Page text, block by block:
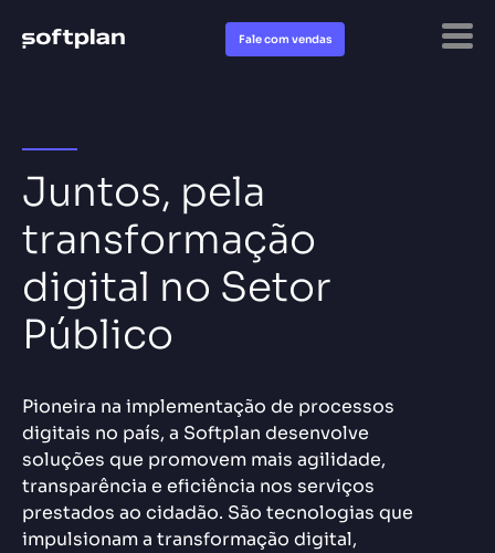
Fale com vendas
Juntos, pela
transformação
digital no Setor
Público
Pioneira na implementação de processos
digitais no país, a Softplan desenvolve
soluções que promovem mais agilidade,
transparência e eficiência nos serviços
prestados ao cidadão. São tecnologias que
impulsionam a transformação digital,